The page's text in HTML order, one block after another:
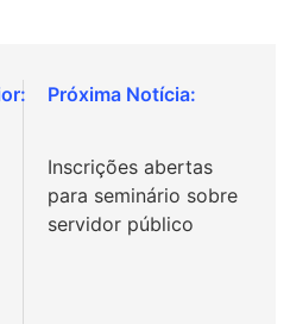
Inscrições abertas
para seminário sobre
servidor público